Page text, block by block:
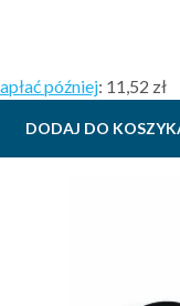
później: 11,52 zł
DODAJ DO